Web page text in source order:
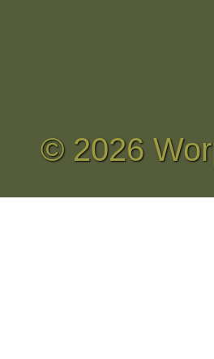
© 2026